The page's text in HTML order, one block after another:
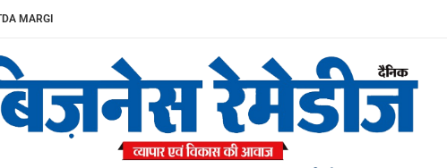
खुलेगा, 10...
में SOIL HEALTH...
के दौरान...
देगा...
देगा...